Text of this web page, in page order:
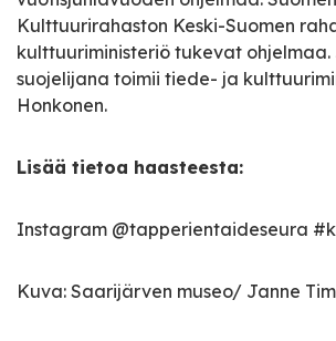
Kulttuurirahaston Keski-Suomen
kulttuuriministeriö tukevat
suojelijana toimii tiede- ja
Honkonen.
Lisää tietoa haasteesta:
Instagram @tapperientaideseura
Kuva: Saarijärven museo/ Janne